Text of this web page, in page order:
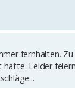
fernhalten.
Leider